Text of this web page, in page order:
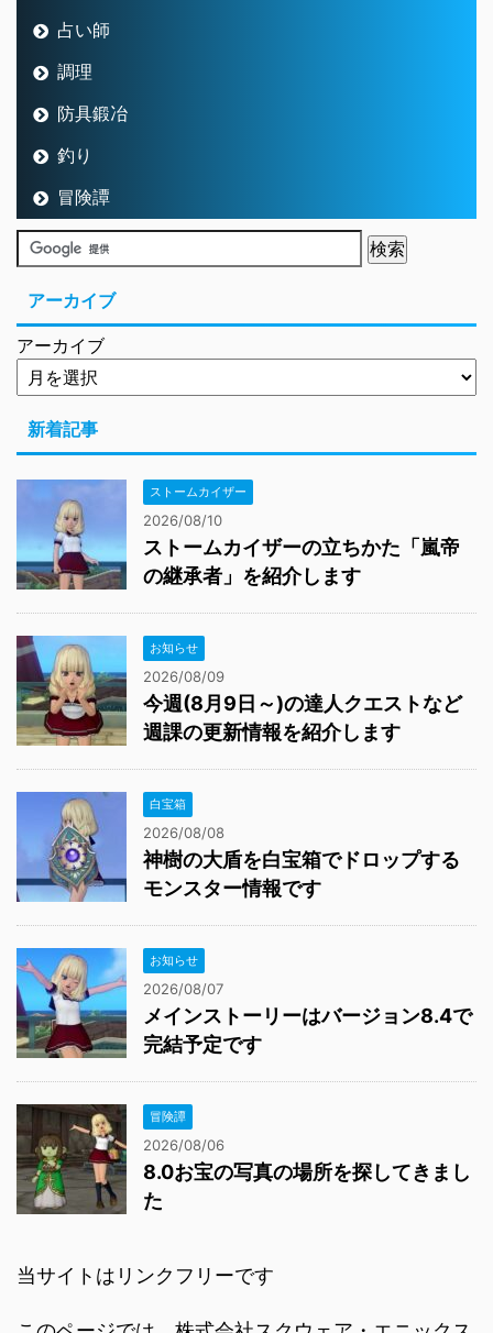
占い師
調理
防具鍛冶
釣り
冒険譚
アーカイブ
アーカイブ
新着記事
ストームカイザー
2026/08/10
ストームカイザーの立ちかた「嵐帝
の継承者」を紹介します
お知らせ
2026/08/09
今週(8月9日～)の達人クエストなど
週課の更新情報を紹介します
白宝箱
2026/08/08
神樹の大盾を白宝箱でドロップする
モンスター情報です
お知らせ
2026/08/07
メインストーリーはバージョン8.4で
完結予定です
冒険譚
2026/08/06
8.0お宝の写真の場所を探してきまし
た
当サイトはリンクフリーです